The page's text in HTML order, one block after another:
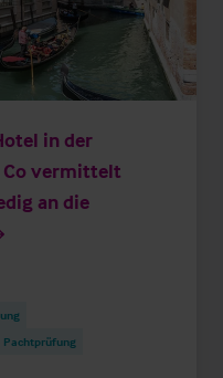
in der
Co vermittelt
an die
Pachtprüfung